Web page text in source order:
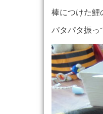
棒につけた鯉
パタパタ振っ